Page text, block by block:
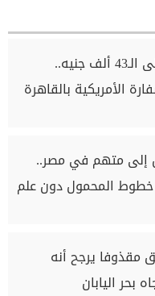
رواتب شهرية تتخطى الـ43 ألف جنيه..
الأمريكية بالقاهرة
إلى متهم في مصر..
المحمول دون علم
مقذوفا يرجح أنه
بحر اليابان